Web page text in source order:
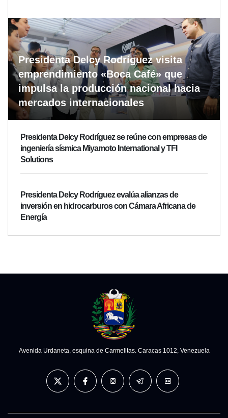
Presidenta Delcy Rodríguez visita
emprendimiento «Boca Café» que
impulsa la producción nacional hacia
mercados internacionales
Presidenta Delcy Rodríguez se reúne con empresas de
ingeniería sísmica Miyamoto International y TFI
Solutions
Presidenta Delcy Rodríguez evalúa alianzas de
inversión en hidrocarburos con Cámara Africana de
Energía
Avenida Urdaneta, esquina de Carmelitas. Caracas 1012, Venezuela